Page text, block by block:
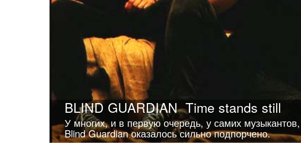
BLIND GUARDIAN Time stands still
У многих, и в первую очередь, у самих
Blind Guardian оказалось сильно подпорчено.